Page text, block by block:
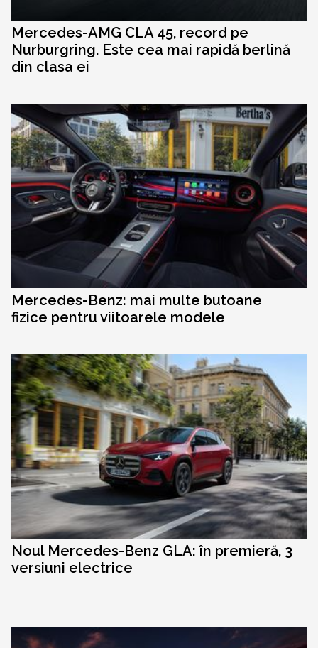
Mercedes-AMG CLA 45, record pe
Nurburgring. Este cea mai rapidă berlină
din clasa ei
Mercedes-Benz: mai multe butoane
fizice pentru viitoarele modele
Noul Mercedes-Benz GLA: în premieră, 3
versiuni electrice